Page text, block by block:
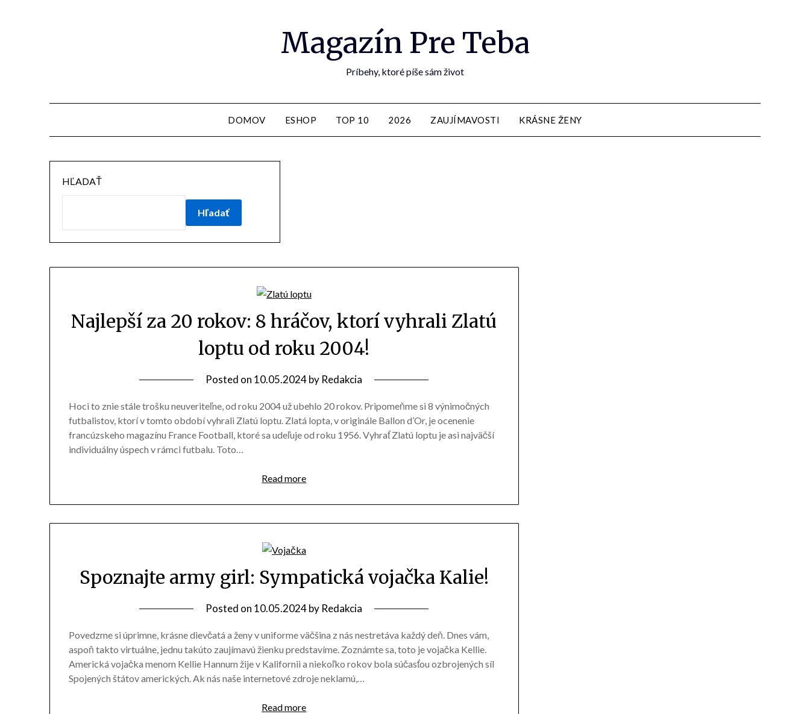
Magazín Pre Teba
Príbehy, ktoré píše sám život
DOMOV ESHOP TOP 10 2026 ZAUJÍMAVOSTI KRÁSNE ŽENY
HĽADAŤ
Hľadať
Najlepší za 20 rokov: 8 hráčov, ktorí vyhrali Zlatú
loptu od roku 2004!
Posted on 10.05.2024by Redakcia
Hoci to znie stále trošku neuveriteľne, od roku 2004 už ubehlo 20 rokov. Pripomeňme si 8 výnimočných
futbalistov, ktorí v tomto období vyhrali Zlatú loptu. Zlatá lopta, v originále Ballon d’Or, je ocenenie
francúzskeho magazínu France Football, ktoré sa udeľuje od roku 1956. Vyhrať Zlatú loptu je asi najväčší
individuálny úspech v rámci futbalu. Toto…
Read more
Spoznajte army girl: Sympatická vojačka Kalie!
Posted on 10.05.2024by Redakcia
Povedzme si úprimne, krásne dievčatá a ženy v uniforme väčšina z nás nestretáva každý deň. Dnes vám,
aspoň takto virtuálne, jednu takúto zaujímavú žienku predstavíme. Zoznámte sa, toto je vojačka Kellie.
Americká vojačka menom Kellie Hannum žije v Kalifornii a niekoľko rokov bola súčasťou ozbrojených síl
Spojených štátov amerických. Ak nás naše internetové zdroje neklamú,…
Read more